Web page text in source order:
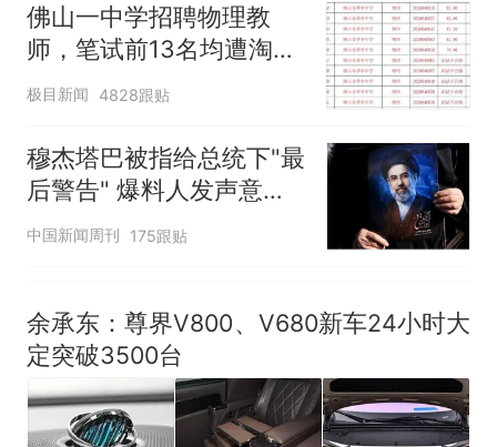
佛山一中学招聘物理教
师，笔试前13名均遭淘
汰？教育局：已叫停招
聘，成立调查组全面核查
极目新闻 4828跟贴
穆杰塔巴被指给总统下"最
后警告" 爆料人发声意味
深长
中国新闻周刊 175跟贴
余承东：尊界V800、V680新车24小时大
定突破3500台